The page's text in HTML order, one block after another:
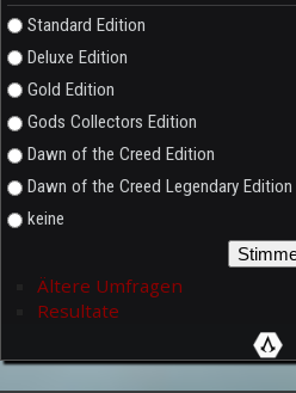
Auswahlmöglichkeiten
Standard Edition
Deluxe Edition
Gold Edition
Gods Collectors Edition
Dawn of the Creed Edition
Dawn of the Creed Legendary Edition
keine
Ältere Umfragen
Resultate